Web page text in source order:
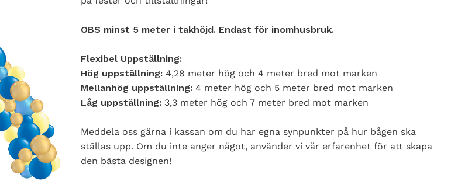
OBS minst 5 meter i takhöjd. Endast för inomhusbruk.
Flexibel Uppställning:
Hög uppställning: 4,28 meter hög och 4 meter bred mot marken
Mellanhög uppställning: 4 meter hög och 5 meter bred mot marken
Låg uppställning: 3,3 meter hög och 7 meter bred mot marken
Meddela oss gärna i kassan om du har egna synpunkter på hur bågen ska
ställas upp. Om du inte anger något, använder vi vår erfarenhet för att skapa
den bästa designen!